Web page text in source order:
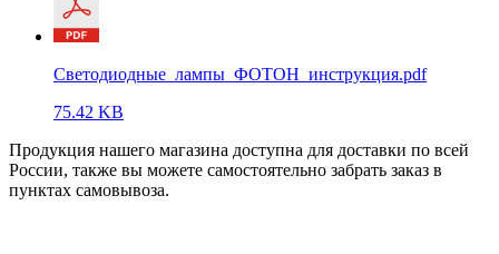
Светодиодные_лампы_ФОТОН_инструкция.pdf
75.42 KB
Продукция нашего магазина доступна для доставки по всей
России, также вы можете самостоятельно забрать заказ в
пунктах самовывоза.